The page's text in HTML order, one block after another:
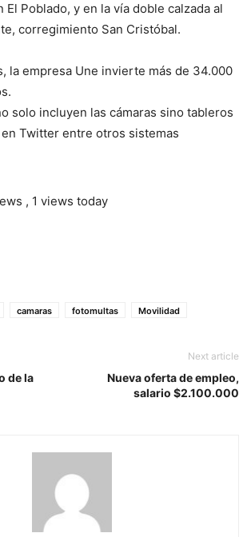
El Poblado, y en la vía doble calzada al
corregimiento San Cristóbal.
la empresa Une invierte más de 34.000
solo incluyen las cámaras sino tableros
Twitter entre otros sistemas
, 1 views today
camaras fotomultas Movilidad
de la
Next article
Nueva oferta de empleo,
salario $2.100.000